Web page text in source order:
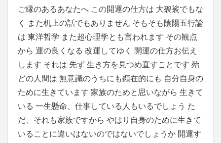
ご縁のあるあなたへ この開運の仕方は 大袈裟でもな
く また机上の話でもありません そもそも陰陽五行論
は 東洋哲学 また超心理学とも言われます その観点
から 運の良くなる 改運してゆく 開運の仕方お伝え
します それは 先ず 生き方を見つめ直すことです 殆
どの人間は 無意識のうちにも顕在的にも 自分自身の
ために生きています 家族のためと思いながら 生きて
いる 一生懸命、仕事している人もいるでしょう た
だ、それも家族ですから やはり自身のために生きて
いることに違いはないのではないでしょうか 開運す